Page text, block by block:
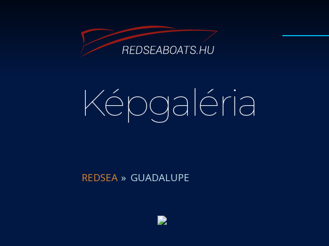
Képgaléria
REDSEA » GUADALUPE